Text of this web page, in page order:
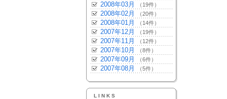
2008年03月 （19件）
2008年02月 （20件）
2008年01月 （14件）
2007年12月 （19件）
2007年11月 （12件）
2007年10月 （8件）
2007年09月 （6件）
2007年08月 （5件）
LINKS